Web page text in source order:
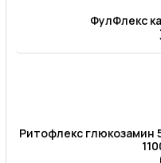
ФулФлекс
Ритофлекс глюкозамин 500+хондроитин 500, таблетки